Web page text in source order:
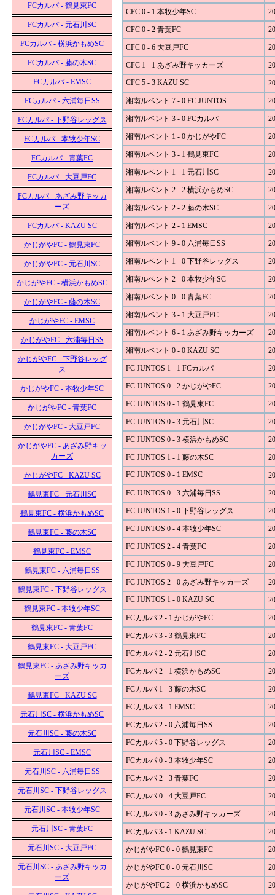
FCカルパ - 鶴見東FC
FCカルパ - 元石川SC
FCカルパ - 横浜かもめSC
FCカルパ - 藤の木SC
FCカルパ - EMSC
FCカルパ - 六浦毎日SS
FCカルパ - 下野谷レッグス
FCカルパ - 本牧少年SC
FCカルパ - 青葉FC
FCカルパ - 大豆戸FC
FCカルパ - あざみ野キッカ
ーズ
FCカルパ - KAZU SC
かじがやFC - 鶴見東FC
かじがやFC - 元石川SC
かじがやFC - 横浜かもめSC
かじがやFC - 藤の木SC
かじがやFC - EMSC
かじがやFC - 六浦毎日SS
かじがやFC - 下野谷レッグ
ス
かじがやFC - 本牧少年SC
かじがやFC - 青葉FC
かじがやFC - 大豆戸FC
かじがやFC - あざみ野キッ
カーズ
かじがやFC - KAZU SC
鶴見東FC - 元石川SC
鶴見東FC - 横浜かもめSC
鶴見東FC - 藤の木SC
鶴見東FC - EMSC
鶴見東FC - 六浦毎日SS
鶴見東FC - 下野谷レッグス
鶴見東FC - 本牧少年SC
鶴見東FC - 青葉FC
鶴見東FC - 大豆戸FC
鶴見東FC - あざみ野キッカ
ーズ
鶴見東FC - KAZU SC
元石川SC - 横浜かもめSC
元石川SC - 藤の木SC
元石川SC - EMSC
元石川SC - 六浦毎日SS
元石川SC - 下野谷レッグス
元石川SC - 本牧少年SC
元石川SC - 青葉FC
元石川SC - 大豆戸FC
元石川SC - あざみ野キッカ
ーズ
CFC 0 - 1 本牧少年SC
CFC 0 - 2 青葉FC
CFC 0 - 6 大豆戸FC
CFC 1 - 1 あざみ野キッカーズ
CFC 5 - 3 KAZU SC
湘南ルベント 7 - 0 FC JUNTOS
湘南ルベント 3 - 0 FCカルパ
湘南ルベント 1 - 0 かじがやFC
湘南ルベント 3 - 1 鶴見東FC
湘南ルベント 1 - 1 元石川SC
湘南ルベント 2 - 2 横浜かもめSC
湘南ルベント 2 - 2 藤の木SC
湘南ルベント 2 - 1 EMSC
湘南ルベント 9 - 0 六浦毎日SS
湘南ルベント 1 - 0 下野谷レッグス
湘南ルベント 2 - 0 本牧少年SC
湘南ルベント 0 - 0 青葉FC
湘南ルベント 3 - 1 大豆戸FC
湘南ルベント 6 - 1 あざみ野キッカーズ
湘南ルベント 0 - 0 KAZU SC
FC JUNTOS 1 - 1 FCカルパ
FC JUNTOS 0 - 2 かじがやFC
FC JUNTOS 0 - 1 鶴見東FC
FC JUNTOS 0 - 3 元石川SC
FC JUNTOS 0 - 3 横浜かもめSC
FC JUNTOS 1 - 1 藤の木SC
FC JUNTOS 0 - 1 EMSC
FC JUNTOS 0 - 3 六浦毎日SS
FC JUNTOS 1 - 0 下野谷レッグス
FC JUNTOS 0 - 4 本牧少年SC
FC JUNTOS 2 - 4 青葉FC
FC JUNTOS 0 - 9 大豆戸FC
FC JUNTOS 2 - 0 あざみ野キッカーズ
FC JUNTOS 1 - 0 KAZU SC
FCカルパ 2 - 1 かじがやFC
FCカルパ 3 - 3 鶴見東FC
FCカルパ 2 - 2 元石川SC
FCカルパ 2 - 1 横浜かもめSC
FCカルパ 1 - 3 藤の木SC
FCカルパ 3 - 1 EMSC
FCカルパ 2 - 0 六浦毎日SS
FCカルパ 5 - 0 下野谷レッグス
FCカルパ 0 - 3 本牧少年SC
FCカルパ 2 - 3 青葉FC
FCカルパ 0 - 4 大豆戸FC
FCカルパ 0 - 3 あざみ野キッカーズ
FCカルパ 3 - 1 KAZU SC
かじがやFC 0 - 0 鶴見東FC
かじがやFC 0 - 0 元石川SC
かじがやFC 2 - 0 横浜かもめSC